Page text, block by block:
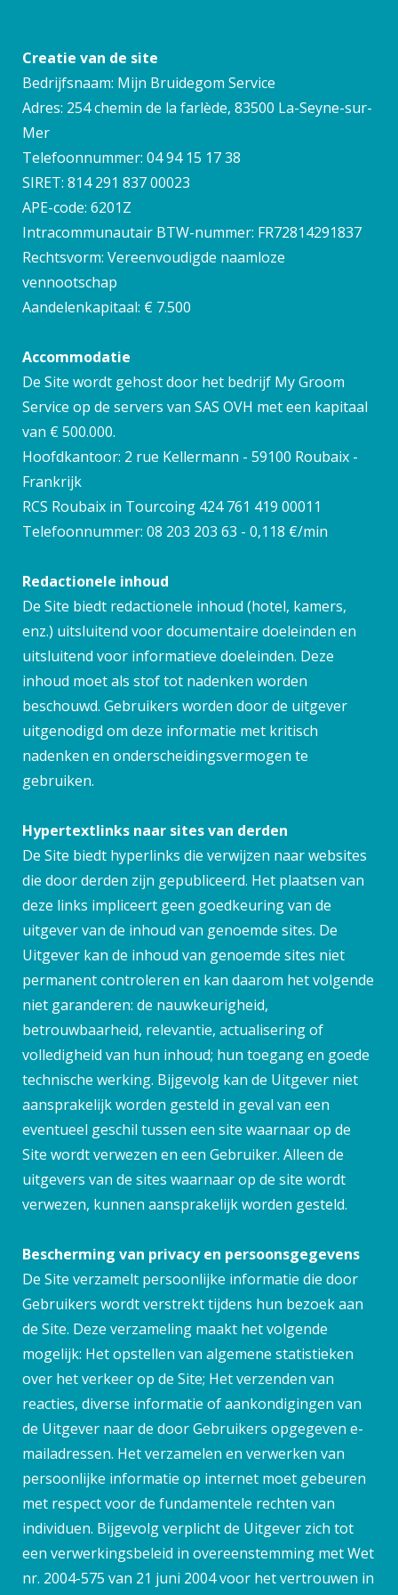
Creatie van de site
Bedrijfsnaam: Mijn Bruidegom Service
Adres: 254 chemin de la farlède, 83500 La-Seyne-sur-
Mer
Telefoonnummer: 04 94 15 17 38
SIRET: 814 291 837 00023
APE-code: 6201Z
Intracommunautair BTW-nummer: FR72814291837
Rechtsvorm: Vereenvoudigde naamloze
vennootschap
Aandelenkapitaal: € 7.500
Accommodatie
De Site wordt gehost door het bedrijf My Groom
Service op de servers van SAS OVH met een kapitaal
van € 500.000.
Hoofdkantoor: 2 rue Kellermann - 59100 Roubaix -
Frankrijk
RCS Roubaix in Tourcoing 424 761 419 00011
Telefoonnummer: 08 203 203 63 - 0,118 €/min
Redactionele inhoud
De Site biedt redactionele inhoud (hotel, kamers,
enz.) uitsluitend voor documentaire doeleinden en
uitsluitend voor informatieve doeleinden. Deze
inhoud moet als stof tot nadenken worden
beschouwd. Gebruikers worden door de uitgever
uitgenodigd om deze informatie met kritisch
nadenken en onderscheidingsvermogen te
gebruiken.
Hypertextlinks naar sites van derden
De Site biedt hyperlinks die verwijzen naar websites
die door derden zijn gepubliceerd. Het plaatsen van
deze links impliceert geen goedkeuring van de
uitgever van de inhoud van genoemde sites. De
Uitgever kan de inhoud van genoemde sites niet
permanent controleren en kan daarom het volgende
niet garanderen: de nauwkeurigheid,
betrouwbaarheid, relevantie, actualisering of
volledigheid van hun inhoud; hun toegang en goede
technische werking. Bijgevolg kan de Uitgever niet
aansprakelijk worden gesteld in geval van een
eventueel geschil tussen een site waarnaar op de
Site wordt verwezen en een Gebruiker. Alleen de
uitgevers van de sites waarnaar op de site wordt
verwezen, kunnen aansprakelijk worden gesteld.
Bescherming van privacy en persoonsgegevens
De Site verzamelt persoonlijke informatie die door
Gebruikers wordt verstrekt tijdens hun bezoek aan
de Site. Deze verzameling maakt het volgende
mogelijk: Het opstellen van algemene statistieken
over het verkeer op de Site; Het verzenden van
reacties, diverse informatie of aankondigingen van
de Uitgever naar de door Gebruikers opgegeven e-
mailadressen. Het verzamelen en verwerken van
persoonlijke informatie op internet moet gebeuren
met respect voor de fundamentele rechten van
individuen. Bijgevolg verplicht de Uitgever zich tot
een verwerkingsbeleid in overeenstemming met Wet
nr. 2004-575 van 21 juni 2004 voor het vertrouwen in